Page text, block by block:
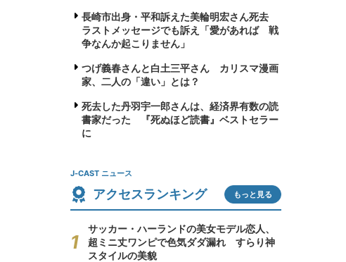
長崎市出身・平和訴えた美輪明宏さん死去
ラストメッセージでも訴え「愛があれば 戦
争なんか起こりません」
つげ義春さんと白土三平さん カリスマ漫画
家、二人の「違い」とは？
死去した丹羽宇一郎さんは、経済界有数の読
書家だった 『死ぬほど読書』ベストセラー
に
J-CAST ニュース
アクセスランキング もっと見る
サッカー・ハーランドの美女モデル恋人、
超ミニ丈ワンピで色気ダダ漏れ すらり神
スタイルの美貌